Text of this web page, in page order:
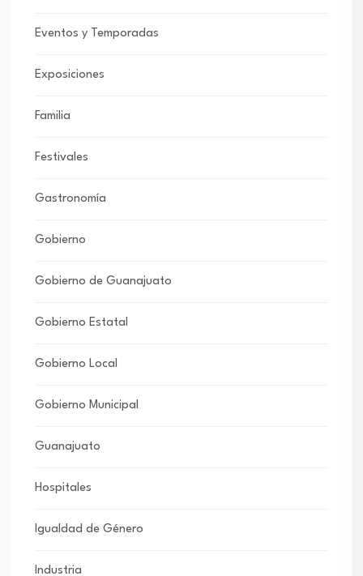
Eventos y Temporadas
Exposiciones
Familia
Festivales
Gastronomía
Gobierno
Gobierno de Guanajuato
Gobierno Estatal
Gobierno Local
Gobierno Municipal
Guanajuato
Hospitales
Igualdad de Género
Industria